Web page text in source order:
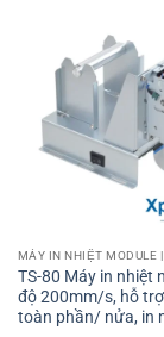
TS-80 Máy in nhiệt
độ 200mm/s, hỗ trợ
toàn phần/ nửa, in